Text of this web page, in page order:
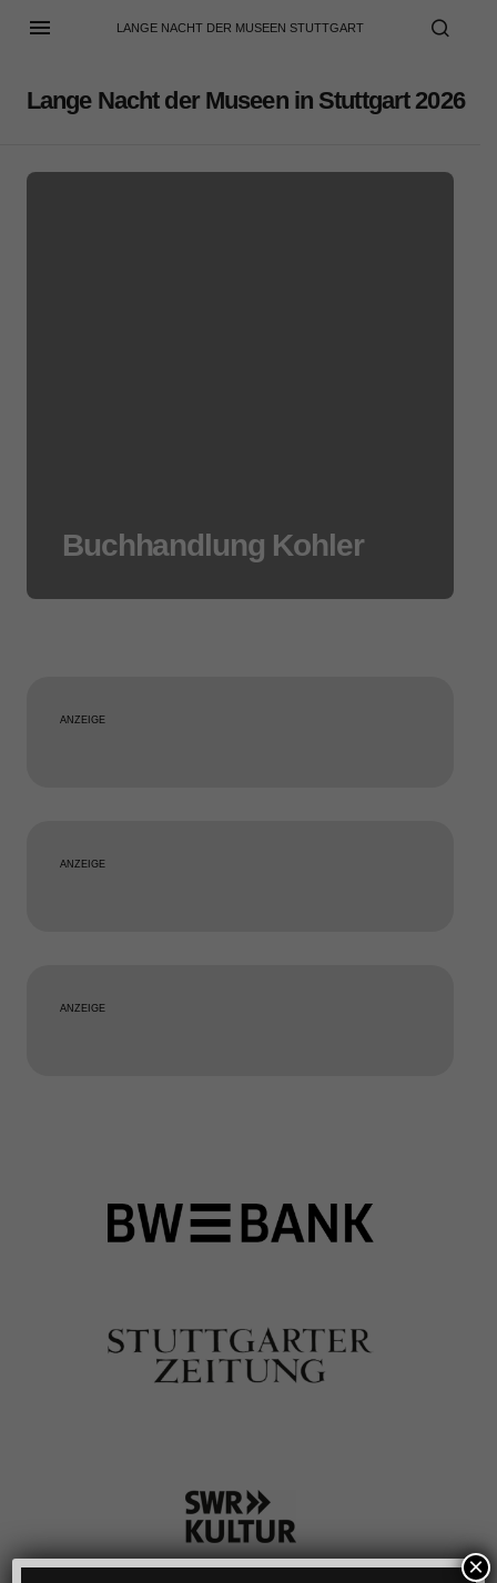
LANGE NACHT DER MUSEEN STUTTGART
Lange Nacht der Museen in Stuttgart 2026
Buchhandlung Kohler
ANZEIGE
ANZEIGE
ANZEIGE
×